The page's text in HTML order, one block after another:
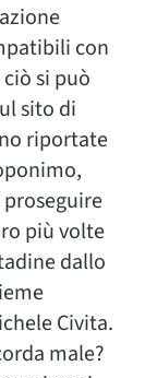
con
si può
sito di
riportate
più volte
dallo
Civita.
male?